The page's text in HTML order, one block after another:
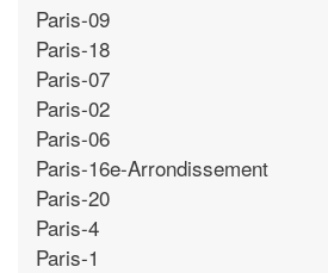
Paris-09
Paris-18
Paris-07
Paris-02
Paris-06
Paris-16e-Arrondissement
Paris-20
Paris-4
Paris-1